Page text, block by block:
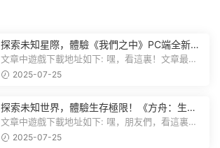
探索未知星際，體驗《我們之中》PC端全新版
本
文章中遊戲下載地址如下: 嘿，看這裏！文章最後
有個圖片，點一下就能加入我們遊...
2025-07-25
探索未知世界，體驗生存極限！《方舟：生存
飛升》v38.9中文版全新升級！
文章中遊戲下載地址如下: 嘿，朋友們，看這裏！
《方舟：生存飛升》這個遊戲超火...
2025-07-25